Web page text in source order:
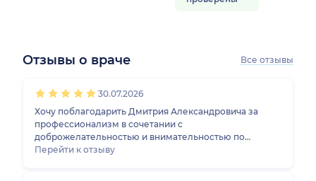
Отзывы о враче Все отзывы
30.07.2026
Хочу поблагодарить Дмитрия Александровича за
профессионализм в сочетании с
доброжелательностью и внимательностью по
отношению к пациенту. Доктор понятно всё объяснял
Перейти к отзыву